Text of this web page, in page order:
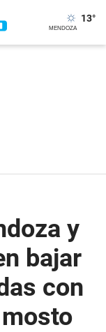
13°
y
bajar
con